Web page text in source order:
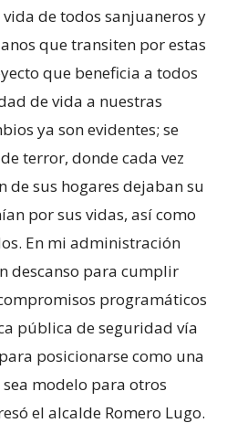
de todos sanjuaneros y
que transiten por estas
que beneficia a todos
de vida a nuestras
ya son evidentes; se
terror, donde cada vez
de sus hogares dejaban su
por sus vidas, así como
En mi administración
descanso para cumplir
programáticos
pública de seguridad vía
posicionarse como una
modelo para otros
el alcalde Romero Lugo.